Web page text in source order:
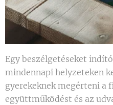
Egy beszélgetéseket
mindennapi helyzeteken
gyerekeknek megérteni a
együttműködést és az